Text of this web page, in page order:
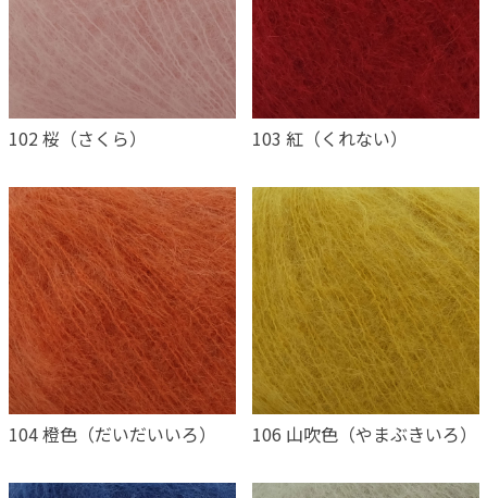
102 桜（さくら） 103 紅（くれない）
104 橙色（だいだいいろ） 106 山吹色（やまぶきいろ）